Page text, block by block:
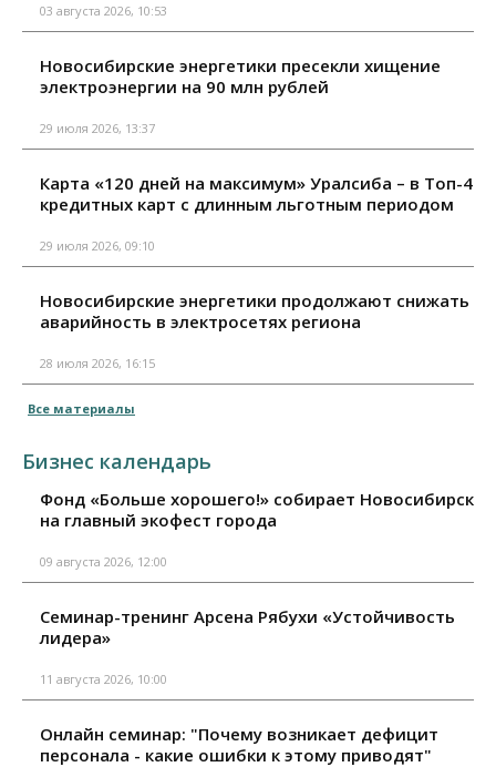
03 августа 2026, 10:53
Новосибирские энергетики пресекли хищение
электроэнергии на 90 млн рублей
29 июля 2026, 13:37
Карта «120 дней на максимум» Уралсиба – в Топ-4
кредитных карт с длинным льготным периодом
29 июля 2026, 09:10
Новосибирские энергетики продолжают снижать
аварийность в электросетях региона
28 июля 2026, 16:15
Все материалы
Бизнес календарь
Фонд «Больше хорошего!» собирает Новосибирск
на главный экофест города
09 августа 2026, 12:00
Семинар-тренинг Арсена Рябухи «Устойчивость
лидера»
11 августа 2026, 10:00
Онлайн семинар: "Почему возникает дефицит
персонала - какие ошибки к этому приводят"